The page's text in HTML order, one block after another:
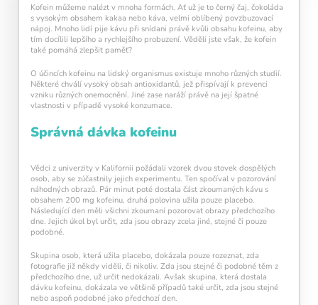
den navíc pomáhá vaší mysli zůstat aktivní a v
kondici.
aktivitu:
Modré políčko:Bez tréninku
Oranžové políčko:Barva ukazuje intenzitu
tréninku, jako svítivost žárovky.
1 cvičení = 20% intenzity
5 cvičení = 100% intenzity
1 2 3 4 5
Kofein můžeme nalézt v mnoha formách. Ať už je to černý čaj, čokoláda
s vysokým obsahem kakaa nebo káva, velmi oblíbený povzbuzovací
nápoj. Mnoho lidí pije kávu při snídani právě kvůli obsahu kofeinu, aby
tím docílili lepšího a rychlejšího probuzení. Věděli jste však, že kofein
také pomáhá zlepšit paměť?
O účincích kofeinu na lidský organismus existuje mnoho různých studií.
Některé chválí vysoký obsah antioxidantů, jež přispívají k prevenci
vzniku různých onemocnění. Jiné zase naráží právě na její špatné
vlastnosti v případě vysoké konzumace.
Správná dávka kofeinu
Vědci z univerzity v Kalifornii požádali vzorek dvou stovek dospělých
osob, aby se zúčastnily jejich experimentu. Ten spočíval v pozorování
náhodných obrazů. Pár minut poté dostala část zkoumaných kávu s
obsahem 200 mg kofeinu, druhá polovina užila pouze placebo.
Následující den měli všichni zkoumaní pozorovat obrazy předchozího
dne. Jejich úkol byl určit, zda jsou obrazy zcela jiné, stejné či pouze
podobné.
Skupina osob, která užila placebo, dokázala pouze rozeznat, zda
fotografie již někdy viděli, či nikoliv. Zda jsou stejné či podobné těm z
předchozího dne, už určit nedokázali. Avšak skupina, která dostala
dávku kofeinu, dokázala ve většině případů také určit, zda jsou stejné
nebo aspoň podobné jako předchozí den.